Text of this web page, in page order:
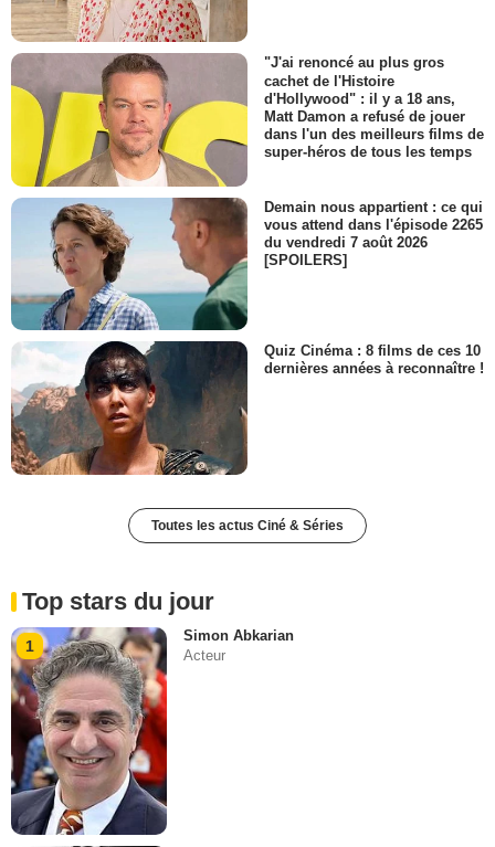
"J'ai renoncé au plus gros
cachet de l'Histoire
d'Hollywood" : il y a 18 ans,
Matt Damon a refusé de jouer
dans l'un des meilleurs films de
super-héros de tous les temps
Demain nous appartient : ce qui
vous attend dans l'épisode 2265
du vendredi 7 août 2026
[SPOILERS]
Quiz Cinéma : 8 films de ces 10
dernières années à reconnaître !
Toutes les actus Ciné & Séries
Top stars du jour
1
Simon Abkarian
Acteur